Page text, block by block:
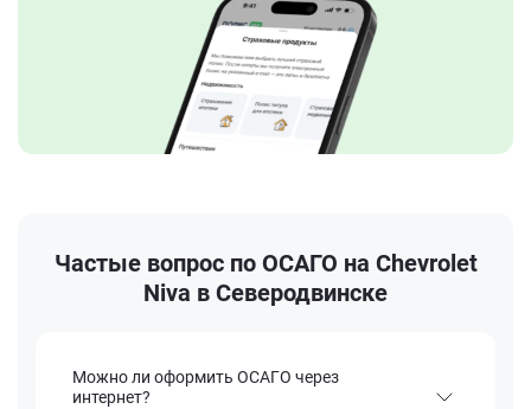
Частые вопрос по ОСАГО на Chevrolet
Niva в Северодвинске
Можно ли оформить ОСАГО через
интернет?